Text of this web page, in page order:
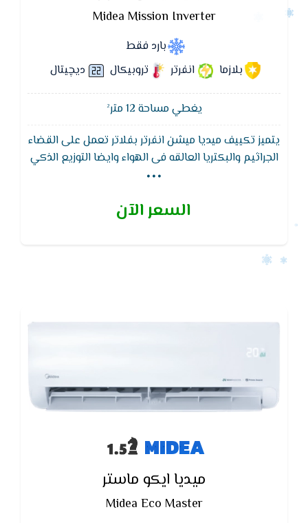
Midea Mission Inverter
بارد فقط
بلازما
انفرتر تروبيكال ديچيتال
يغطي مساحة 12 متر²
يتميز تكييف ميديا ميشن انفرتر بفلاتر تعمل على القضاء
الجراثيم والبكتريا العالقه فى الهواء وايضا التوزيع الذكي
وهو ان يقوم بتوزيع الهواء بشكل مستمر علي وضع
...
السعر الآن
MIDEA
ميديا ايكو ماستر
Midea Eco Master